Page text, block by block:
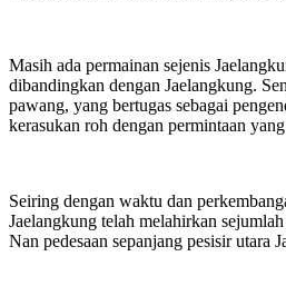
Masih ada permainan sejenis
dibandingkan dengan Jaelangkung.
pawang, yang bertugas sebagai
kerasukan roh dengan permintaan
Seiring dengan waktu dan
Jaelangkung telah melahirkan
Nan pedesaan sepanjang pesisir utara